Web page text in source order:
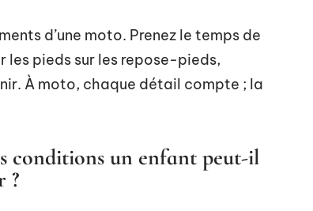
d’une moto. Prenez le temps de
les pieds sur les repose-pieds,
À moto, chaque détail compte ; la
conditions un enfant peut-il
?